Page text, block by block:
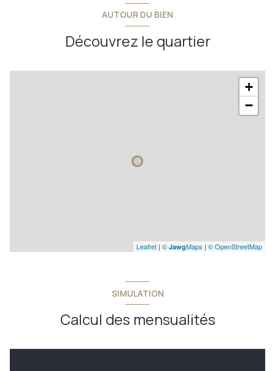
AUTOUR DU BIEN
Découvrez le quartier
+
−
Leaflet | © JawgMaps | © OpenStreetMap
SIMULATION
Calcul des mensualités